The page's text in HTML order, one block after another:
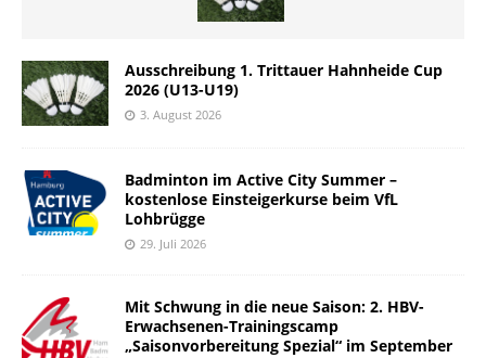
Ausschreibung 1. Trittauer Hahnheide Cup
2026 (U13-U19)
3. August 2026
Badminton im Active City Summer –
kostenlose Einsteigerkurse beim VfL
Lohbrügge
29. Juli 2026
Mit Schwung in die neue Saison: 2. HBV-
Erwachsenen-Trainingscamp
„Saisonvorbereitung Spezial“ im September